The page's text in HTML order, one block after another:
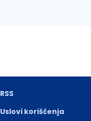
RSS
Uslovi korišćenja